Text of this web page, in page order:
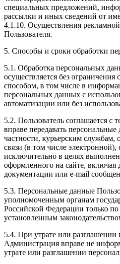
специальных предложений,
рассылки и иных сведений от
4.1.10. Осуществления рекламной
Пользователя.
5. Способы и сроки обработки
5.1. Обработка персональных
осуществляется без
способом, в том числе в
персональных данных с
автоматизации или без
5.2. Пользователь соглашается с
вправе передавать
частности, курьерским службам,
связи (в том числе электронной),
исключительно в целях
оформленного на сайте, включая
документации или e-mail
5.3. Персональные данные
уполномоченным органам
Российской Федерации только
установленным
5.4. При утрате или
Администрация вправе не
утрате или разглашении